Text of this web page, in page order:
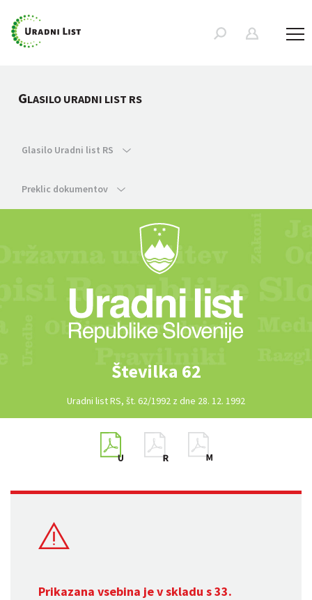
GLASILO URADNI LIST RS
Glasilo Uradni list RS
Preklic dokumentov
Številka 62
Uradni list RS, št. 62/1992 z dne 28. 12. 1992
Prikazana vsebina je v skladu s 33.